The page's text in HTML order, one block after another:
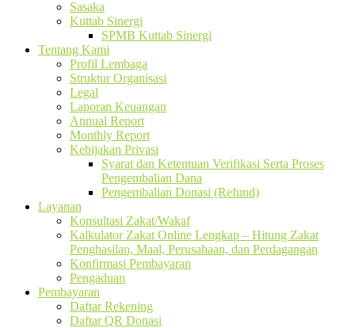
Sasaka
Kuttab Sinergi
SPMB Kuttab Sinergi
Tentang Kami
Profil Lembaga
Struktur Organisasi
Legal
Laporan Keuangan
Annual Report
Monthly Report
Kebijakan Privasi
Syarat dan Ketentuan Verifikasi Serta Proses
Pengembalian Dana
Pengembalian Donasi (Refund)
Layanan
Konsultasi Zakat/Wakaf
Kalkulator Zakat Online Lengkap – Hitung Zakat
Penghasilan, Maal, Perusahaan, dan Perdagangan
Konfirmasi Pembayaran
Pengaduan
Pembayaran
Daftar Rekening
Daftar QR Donasi